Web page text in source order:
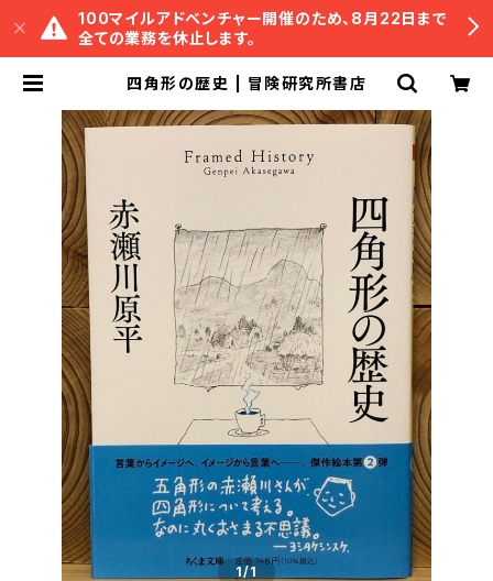
100マイルアドベンチャー開催のため、8月22日まで
全ての業務を休止します。
四角形の歴史 | 冒険研究所書店
1/1